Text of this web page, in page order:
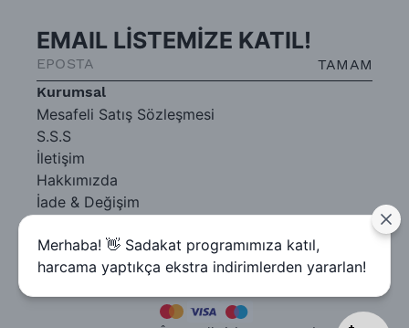
Kurumsal
Mesafeli Satış Sözleşmesi
S.S.S
İletişim
Hakkımızda
İade & Değişim
EMAIL LİSTEMİZE KATIL!
TAMAM
Merhaba! 👋 Sadakat programımıza katıl,
harcama yaptıkça ekstra indirimlerden yararlan!